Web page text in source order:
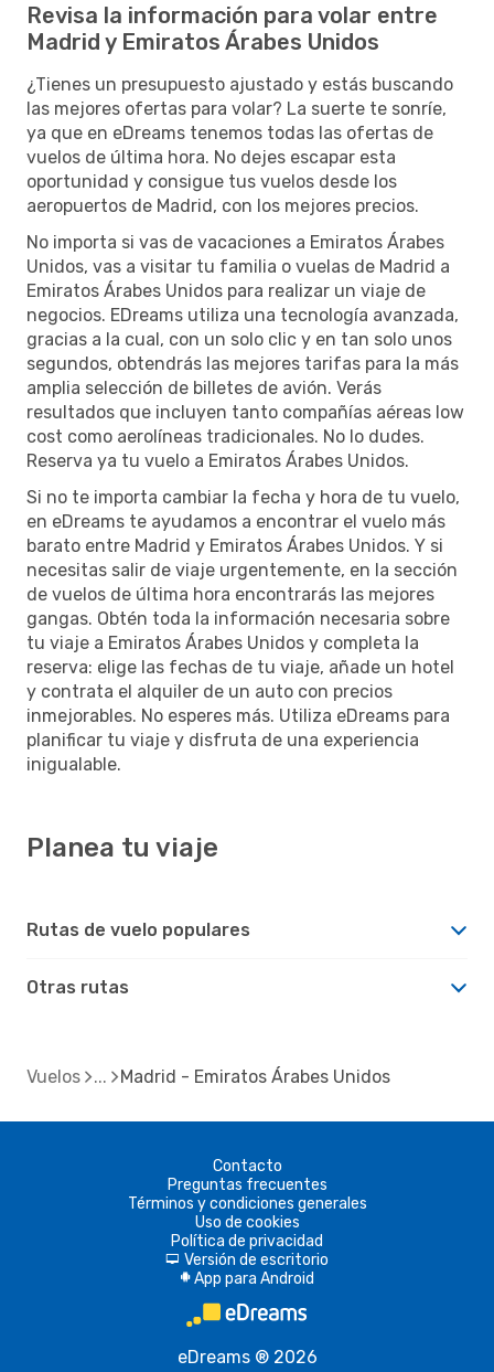
Revisa la información para volar entre
Madrid y Emiratos Árabes Unidos
¿Tienes un presupuesto ajustado y estás buscando
las mejores ofertas para volar? La suerte te sonríe,
ya que en eDreams tenemos todas las ofertas de
vuelos de última hora. No dejes escapar esta
oportunidad y consigue tus vuelos desde los
aeropuertos de Madrid, con los mejores precios.
No importa si vas de vacaciones a Emiratos Árabes
Unidos, vas a visitar tu familia o vuelas de Madrid a
Emiratos Árabes Unidos para realizar un viaje de
negocios. EDreams utiliza una tecnología avanzada,
gracias a la cual, con un solo clic y en tan solo unos
segundos, obtendrás las mejores tarifas para la más
amplia selección de billetes de avión. Verás
resultados que incluyen tanto compañías aéreas low
cost como aerolíneas tradicionales. No lo dudes.
Reserva ya tu vuelo a Emiratos Árabes Unidos.
Si no te importa cambiar la fecha y hora de tu vuelo,
en eDreams te ayudamos a encontrar el vuelo más
barato entre Madrid y Emiratos Árabes Unidos. Y si
necesitas salir de viaje urgentemente, en la sección
de vuelos de última hora encontrarás las mejores
gangas. Obtén toda la información necesaria sobre
tu viaje a Emiratos Árabes Unidos y completa la
reserva: elige las fechas de tu viaje, añade un hotel
y contrata el alquiler de un auto con precios
inmejorables. No esperes más. Utiliza eDreams para
planificar tu viaje y disfruta de una experiencia
inigualable.
Planea tu viaje
Rutas de vuelo populares
Otras rutas
Vuelos Madrid - Emiratos Árabes Unidos
Contacto
Preguntas frecuentes
Términos y condiciones generales
Uso de cookies
Política de privacidad
d Versión de escritorio
A App para Android
eDreams ® 2026